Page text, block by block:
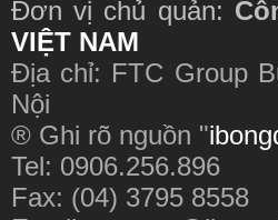
Đơn vị chủ quản:
VIỆT NAM
Địa chỉ: FTC Group
Nội
® Ghi rõ nguồn "
Tel: 0906.256.896
Fax: (04) 3795 8558